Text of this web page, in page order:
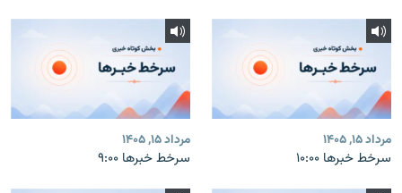
مرداد ۱۵, ۱۴۰۵
سرخط خبرها ۱۰:۰۰
مرداد ۱۵, ۱۴۰۵
سرخط خبرها ۹:۰۰